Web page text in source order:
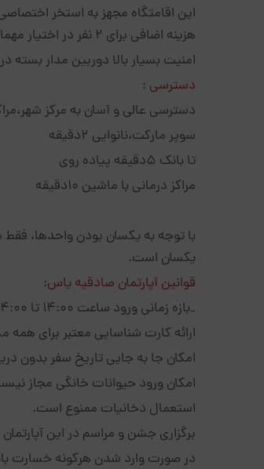
این اقامتگاه مجهز به استخر
هزینه اضافی برای 2 نفر در اختیار مهمانان قرار می‌گیرد.
امنیت بسیار بالا دوربین مدار
دسترسی :
دسترسی عالی و آسان به مرکز شهر،مراکز خرید
سوپر مارکت،نانوایی 2دقیقه
تا بانک 5دقیقه پیاده روی
مراکز درمانی با ماشین 10دقیقه
یکسان است.
قوانین آپارتمان صادقیه یاس:
_بازه زمانی ورود ساعت 14:00 تا 24:00 و بازه زمانی خروج ساعت 12:00 می باشد.
ارائه کارت شناسایی معتبر برای همه
امکان جا به جایی تاریخ سفر بدون
امکان ورود حیوانات خانگی مجاز
استعمال دخانیات ممنوع است.
برگزاری جشن و مراسم در این
در صورت وارد شدن هرکونه خسارت